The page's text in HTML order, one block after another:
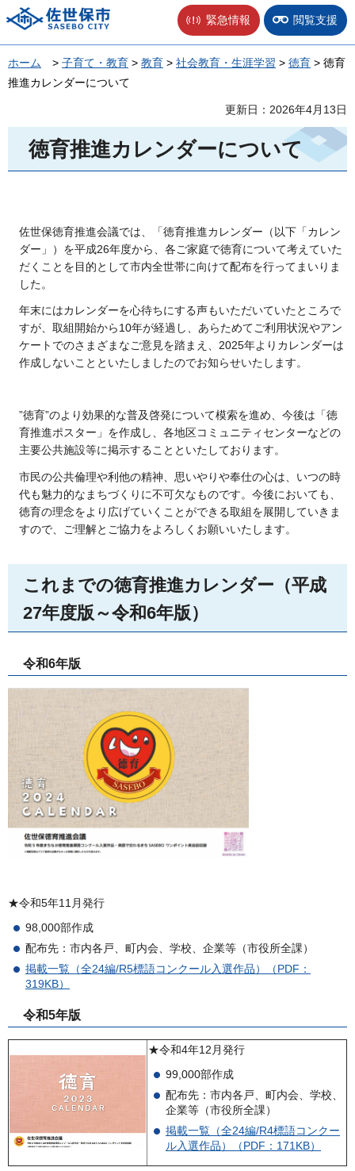
佐世保市 緊急情報 閲覧支援
ホーム > 子育て・教育 > 教育 > 社会教育・生涯学習 > 徳育 > 徳育
推進カレンダーについて
更新日：2026年4月13日
徳育推進カレンダーについて
佐世保徳育推進会議では、「徳育推進カレンダー（以下「カレン
ダー」）を平成26年度から、各ご家庭で徳育について考えていた
だくことを目的として市内全世帯に向けて配布を行ってまいりま
した。
年末にはカレンダーを心待ちにする声もいただいていたところで
すが、取組開始から10年が経過し、あらためてご利用状況やアン
ケートでのさまざまなご意見を踏まえ、2025年よりカレンダーは
作成しないことといたしましたのでお知らせいたします。
”徳育”のより効果的な普及啓発について模索を進め、今後は「徳
育推進ポスター」を作成し、各地区コミュニティセンターなどの
主要公共施設等に掲示することといたしております。
市民の公共倫理や利他の精神、思いやりや奉仕の心は、いつの時
代も魅力的なまちづくりに不可欠なものです。今後においても、
徳育の理念をより広げていくことができる取組を展開していきま
すので、ご理解とご協力をよろしくお願いいたします。
これまでの徳育推進カレンダー（平成
27年度版～令和6年版）
令和6年版
★令和5年11月発行
98,000部作成
配布先：市内各戸、町内会、学校、企業等（市役所全課）
掲載一覧（全24編/R5標語コンクール入選作品）（PDF：
319KB）
令和5年版
★令和4年12月発行
99,000部作成
配布先：市内各戸、町内会、学校、
企業等（市役所全課）
掲載一覧（全24編/R4標語コンクー
ル入選作品）（PDF：171KB）